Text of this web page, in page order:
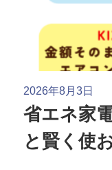
2026年8月3日
省エネ家
と賢く使